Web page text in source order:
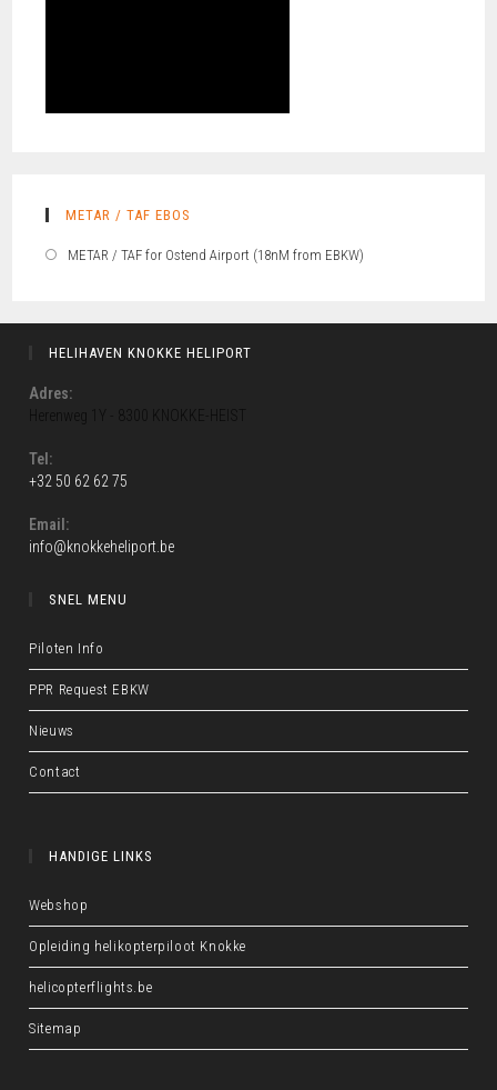
METAR / TAF EBOS
METAR / TAF for Ostend Airport (18nM from EBKW)
HELIHAVEN KNOKKE HELIPORT
Adres:
Herenweg 1Y - 8300 KNOKKE-HEIST
Tel:
+32 50 62 62 75
Email:
info@knokkeheliport.be
SNEL MENU
Piloten Info
PPR Request EBKW
Nieuws
Contact
HANDIGE LINKS
Webshop
Opleiding helikopterpiloot Knokke
helicopterflights.be
Sitemap